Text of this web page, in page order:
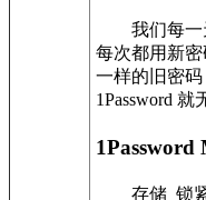
我们每一
每次都用新
一样的旧密
1Password 就
1Password
存储 锁